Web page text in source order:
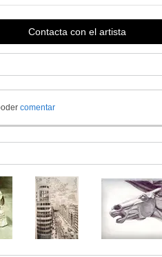
Contacta con el artista
comentar